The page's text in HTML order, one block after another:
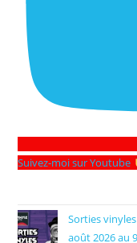
Suivez-moi sur Youtube
Sorties
août 2026 au